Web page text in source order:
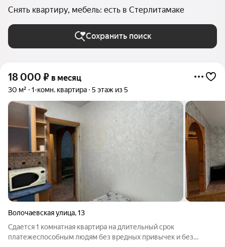
Снять квартиру, мебель: есть в Стерлитамаке
Сохранить поиск
18 000 ₽ в месяц
30 м² 1-комн. квартира 5 этаж из 5
Волочаевская улица,13
Сдается 1 комнатная квартира на длительный срок
платежеспособным людям без вредных привычек и без